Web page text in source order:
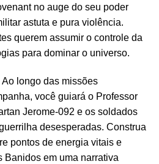
no auge do seu poder
astuta e pura violência.
querem assumir o controle da
para dominar o universo.
longo das missões
você guiará o Professor
Jerome-092 e os soldados
desesperadas. Construa
pontos de energia vitais e
Banidos em uma narrativa